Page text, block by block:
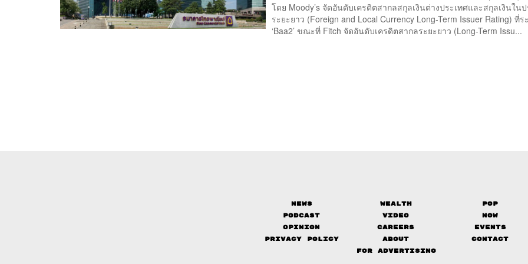
โดย Moody’s จัดอันดับเครดิตสากลสกุลเงินต่างประเทศและสกุลเงินใน
ระยะยาว (Foreign and Local Currency Long-Term Issuer Rating) ที่ร
‘Baa2’ ขณะที่ Fitch จัดอันดับเครดิตสากลระยะยาว (Long-Term Issu...
News Wealth
Pop
Podcast
Video
Now
Opinion
Careers
Events
Privacy Policy
About
Contact
FOR ADVERTISING